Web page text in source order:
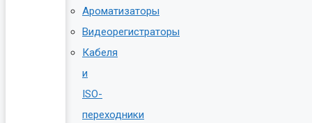
Ароматизаторы
Видеорегистраторы
Кабеля
и
ISO-
переходники